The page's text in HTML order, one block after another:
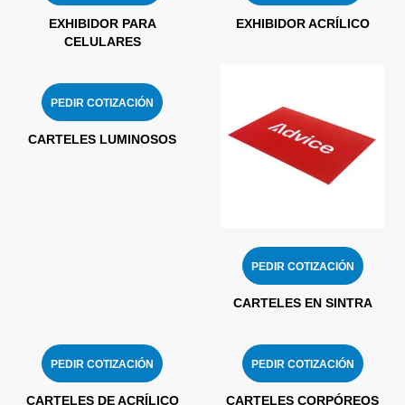
EXHIBIDOR PARA
CELULARES
EXHIBIDOR ACRÍLICO
PEDIR COTIZACIÓN
CARTELES LUMINOSOS
PEDIR COTIZACIÓN
CARTELES EN SINTRA
PEDIR COTIZACIÓN
CARTELES DE ACRÍLICO
PEDIR COTIZACIÓN
CARTELES CORPÓREOS